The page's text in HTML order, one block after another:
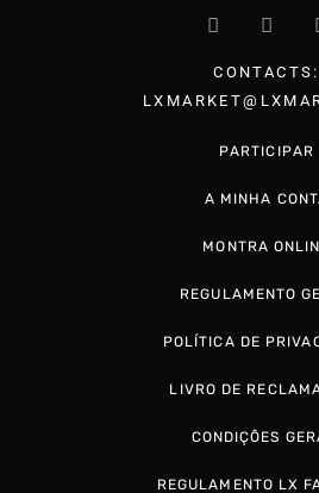
CONTACTS:
POLÍTICA DE
LIVRO DE
CONDIÇÕES
REGULAMENTO LX
PARTICIPAR
A MINHA
MONTRA
REGULAMENTO